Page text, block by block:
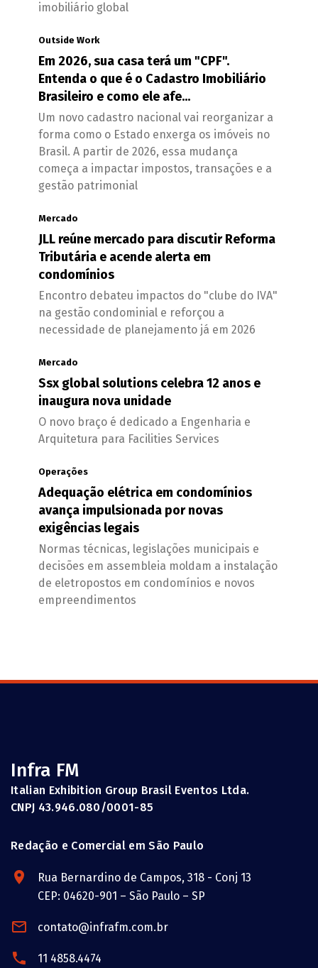
imobiliário global
Outside Work
Em 2026, sua casa terá um "CPF".
Entenda o que é o Cadastro Imobiliário
Brasileiro e como ele afe...
Um novo cadastro nacional vai reorganizar a
forma como o Estado enxerga os imóveis no
Brasil. A partir de 2026, essa mudança
começa a impactar impostos, transações e a
gestão patrimonial
Mercado
JLL reúne mercado para discutir Reforma
Tributária e acende alerta em
condomínios
Encontro debateu impactos do "clube do IVA"
na gestão condominial e reforçou a
necessidade de planejamento já em 2026
Mercado
Ssx global solutions celebra 12 anos e
inaugura nova unidade
O novo braço é dedicado a Engenharia e
Arquitetura para Facilities Services
Operações
Adequação elétrica em condomínios
avança impulsionada por novas
exigências legais
Normas técnicas, legislações municipais e
decisões em assembleia moldam a instalação
de eletropostos em condomínios e novos
empreendimentos
Infra FM
Italian Exhibition Group Brasil Eventos Ltda.
CNPJ 43.946.080/0001-85
Redação e Comercial em São Paulo
Rua Bernardino de Campos, 318 - Conj 13
CEP: 04620-901 – São Paulo – SP
contato@infrafm.com.br
11 4858.4474